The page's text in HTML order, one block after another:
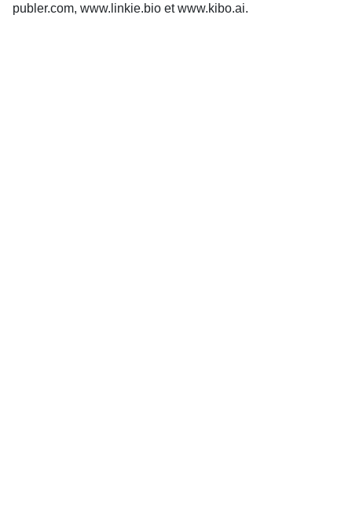
publer.com, www.linkie.bio et www.kibo.ai.